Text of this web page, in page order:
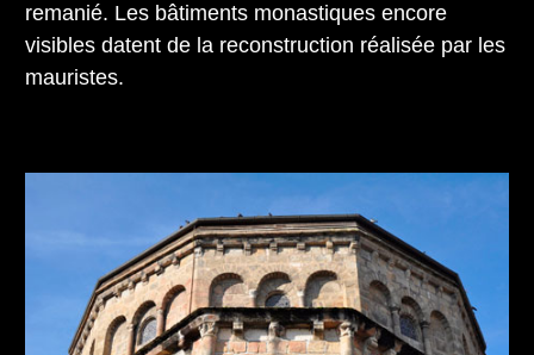
remanié. Les bâtiments monastiques encore
visibles datent de la reconstruction réalisée par les
mauristes.